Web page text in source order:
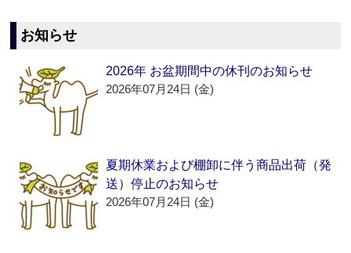
お知らせ
2026年 お盆期間中の休刊のお知らせ
2026年07月24日 (金)
夏期休業および棚卸に伴う商品出荷（発
送）停止のお知らせ
2026年07月24日 (金)